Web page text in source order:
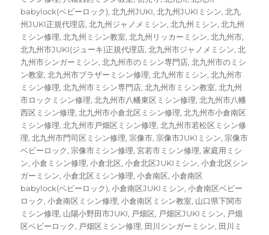
babylock(ベビーロック),北九州JUKI,北九州JUKIミシン,北九
州JUKI正規代理店,北九州ジャノメミシン,北九州ミシン,北九州
ミシン修理,北九州ミシン教室,北九州リッカーミシン,北九州市,
北九州市JUKI(ジューキ)正規代理店,北九州市ジャノメミシン,北
九州市シンガーミシン,北九州市のミシン専門店,北九州市のミシ
ン教室,北九州市ブラザーミシン修理,北九州市ミシン,北九州市
ミシン修理,北九州市ミシン専門店,北九州市ミシン教室,北九州
市ロックミシン修理,北九州市八幡東区ミシン修理,北九州市八幡
西区ミシン修理,北九州市小倉北区ミシン修理,北九州市小倉南区
ミシン修理,北九州市戸畑区ミシン修理,北九州市若松区ミシン修
理,北九州市門司区ミシン修理, 宗像市, 宗像市JUKIミシン, 宗像市
ベビーロック, 宗像市ミシン修理,宮若市ミシン修理,家庭用ミシ
ン,小倉ミシン修理,小倉北区,小倉北区JUKIミシン,小倉北区シン
ガーミシン,小倉北区ミシン修理,小倉南区,小倉南区
babylock(ベビーロック),小倉南区JUKIミシン,小倉南区ベビー
ロック,小倉南区ミシン修理,小倉南区ミシン教室, 山口県下関市
ミシン修理, 山陽小野田市JUKI, 戸畑区, 戸畑区JUKIミシン, 戸畑
区ベビーロック, 戸畑区ミシン修理, 田川シンガーミシン, 田川ミ